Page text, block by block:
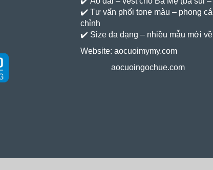
✔️ Tư vấn phối tone màu – phong
chỉnh
✔️ Size đa dạng – nhiều mẫu mới về
Website: aocuoimymy.com
aocuoingochue.com